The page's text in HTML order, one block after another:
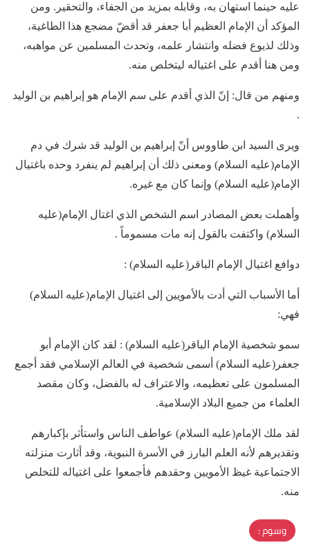
عليه حينما استهان به، وقابله بمزيد من الجفاء، والتحقير. ومن
المؤكد أن الإمام العظيم أبا جعفر قد أقضّ مضجع هذا الطاغية،
وذلك لذيوع فضله وانتشار علمه، وتحدث المسلمين عن مواهبه،
ومن هنا أقدم على اغتياله ليتخلص منه.
ومنهم من قال: إنّ الذي أقدم على سم الإمام هو إبراهيم بن الوليد
.
ويرى السيد ابن طاووس أنّ إبراهيم بن الوليد قد شرك في دم
الإمام(عليه السلام) ومعنى ذلك أن إبراهيم لم ينفرد وحده باغتيال
الإمام(عليه السلام) وإنما كان مع غيره.
وأهملت بعض المصادر اسم الشخص الذي اغتال الإمام(عليه
السلام) واكتفت بالقول إنه مات مسموماً .
دوافع اغتيال الإمام الباقر(عليه السلام) :
أما الأسباب التي أدت بالأمويين إلى اغتيال الإمام(عليه السلام)
فهي:
سمو شخصية الإمام الباقر(عليه السلام) : لقد كان الإمام أبو
جعفر(عليه السلام) أسمى شخصية في العالم الإسلامي فقد أجمع
المسلمون على تعظيمه، والاعتراف له بالفضل، وكان مقصد
العلماء من جميع البلاد الإسلامية.
لقد ملك الإمام(عليه السلام) عواطف الناس واستأثر بإكبارهم
وتقديرهم لأنه العلم البارز في الأسرة النبوية، وقد أثارت منزلته
الاجتماعية غيظ الأمويين وحقدهم فأجمعوا على اغتياله للتخلص
منه.
وسوم :